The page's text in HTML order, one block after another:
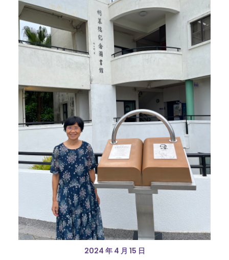
2024 年 4 月 15 日